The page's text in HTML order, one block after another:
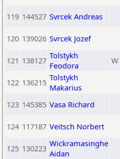
119 144527 Svrcek Andreas
120 139026 Svrcek Jozef
121 138127 Tolstykh
Feodora
W
122 136215 Tolstykh
Makarius
123 145385 Vasa Richard
124 117187 Veitsch Norbert
125 130223 Wickramasinghe
Aidan